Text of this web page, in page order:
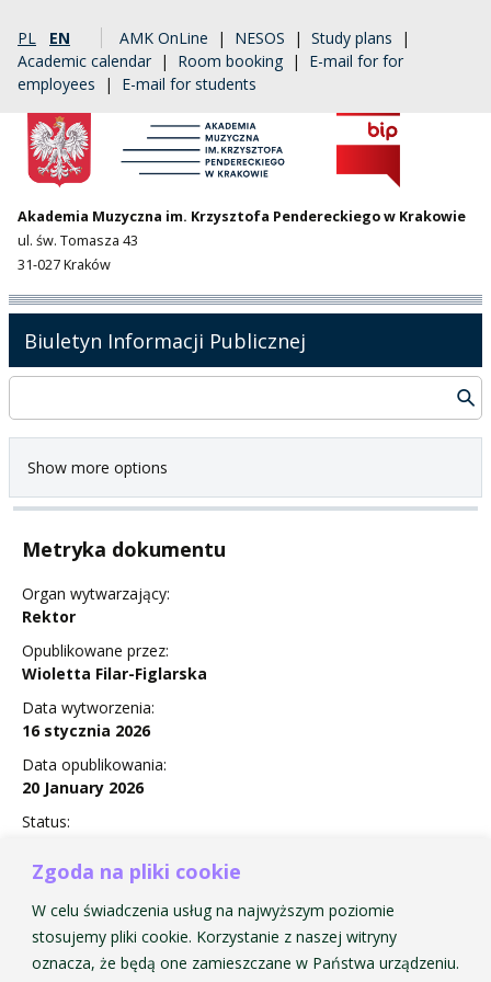
Zgoda na pliki cookie
W celu świadczenia usług na najwyższym poziomie
stosujemy pliki cookie. Korzystanie z naszej witryny
oznacza, że będą one zamieszczane w Państwa urządzeniu.
PL EN AMK OnLine | NESOS | Study plans |
Academic calendar | Room booking | E-mail for for
employees | E-mail for students
Akademia Muzyczna im. Krzysztofa Pendereckiego w Krakowie
ul. św. Tomasza 43
31-027 Kraków
Biuletyn Informacji Publicznej
Show more options
Metryka dokumentu
Organ wytwarzający:
Rektor
Opublikowane przez:
Wioletta Filar-Figlarska
Data wytworzenia:
16 stycznia 2026
Data opublikowania:
20 January 2026
Status:
Zarządzenie Nr 4 w sprawie powołania Uczelnianej
Komisji Rekrutacyjnej do przeprowadzenia rekrutacji na